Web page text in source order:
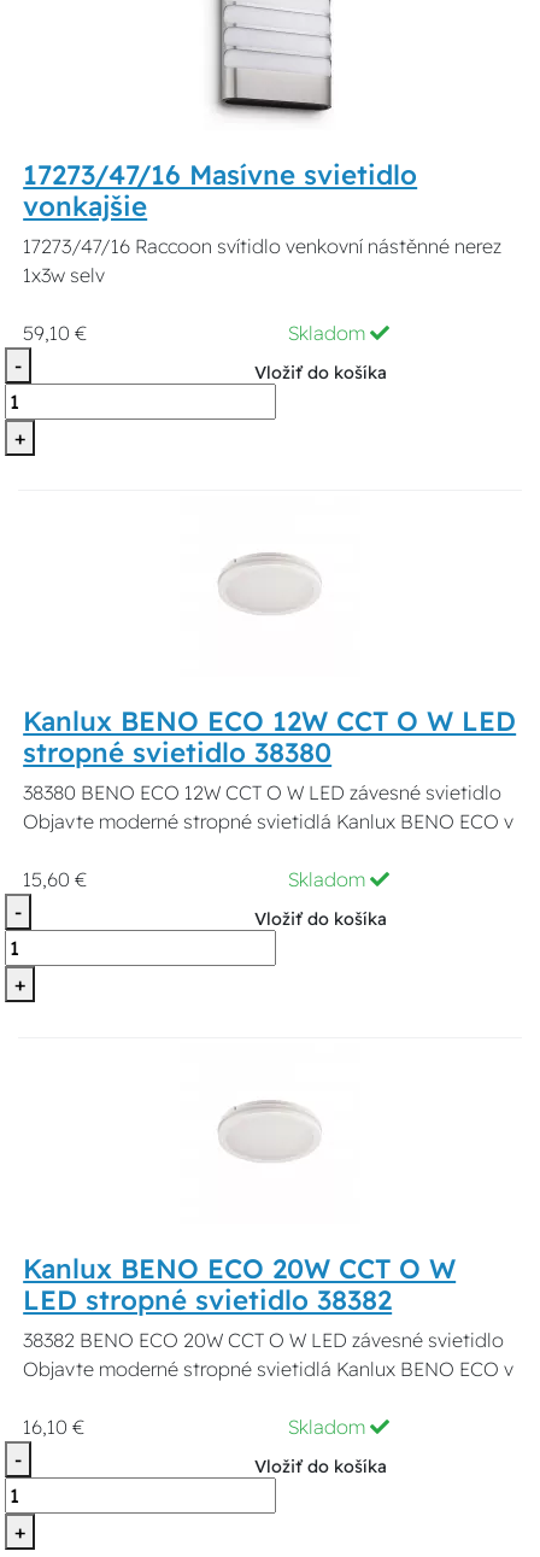
17273/47/16 Masívne svietidlo
vonkajšie
17273/47/16 Raccoon svítidlo venkovní nástěnné nerez
1x3w selv
59,10 €
Skladom
-
+
Vložiť do košíka
Kanlux BENO ECO 12W CCT O W LED
stropné svietidlo 38380
38380 BENO ECO 12W CCT O W LED závesné svietidlo
Objavte moderné stropné svietidlá Kanlux BENO ECO v
15,60 €
Skladom
-
+
Vložiť do košíka
Kanlux BENO ECO 20W CCT O W
LED stropné svietidlo 38382
38382 BENO ECO 20W CCT O W LED závesné svietidlo
Objavte moderné stropné svietidlá Kanlux BENO ECO v
16,10 €
Skladom
-
+
Vložiť do košíka